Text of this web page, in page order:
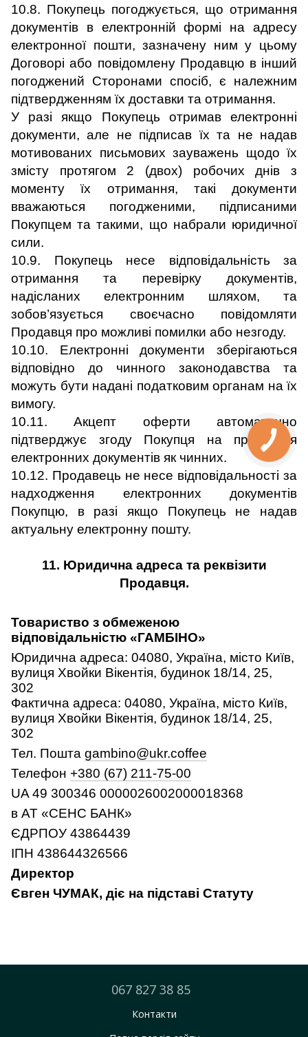
10.8. Покупець погоджується, що отримання
документів в електронній формі на адресу
електронної пошти, зазначену ним у цьому
Договорі або повідомлену Продавцю в інший
погоджений Сторонами спосіб, є належним
підтвердженням їх доставки та отримання.
У разі якщо Покупець отримав електронні
документи, але не підписав їх та не надав
мотивованих письмових зауважень щодо їх
змісту протягом 2 (двох) робочих днів з
моменту їх отримання, такі документи
вважаються погодженими, підписаними
Покупцем та такими, що набрали юридичної
сили.
10.9. Покупець несе відповідальність за
отримання та перевірку документів,
надісланих електронним шляхом, та
зобов’язується своєчасно повідомляти
Продавця про можливі помилки або незгоду.
10.10. Електронні документи зберігаються
відповідно до чинного законодавства та
можуть бути надані податковим органам на їх
вимогу.
10.11. Акцепт оферти автоматично
підтверджує згоду Покупця на прийняття
електронних документів як чинних.
10.12. Продавець не несе відповідальності за
надходження електронних документів
Покупцю, в разі якщо Покупець не надав
актуальну електронну пошту.
11. Юридична адреса та реквізити
Продавця.
Товариство з обмеженою
відповідальністю «ГАМБІНО»
Юридична адреса: 04080, Україна, місто Київ,
вулиця Хвойки Вікентія, будинок 18/14, 25,
302
Фактична адреса: 04080, Україна, місто Київ,
вулиця Хвойки Вікентія, будинок 18/14, 25,
302
Тел. Пошта gambino@ukr.coffee
Телефон +380 (67) 211-75-00
UA 49 300346 0000026002000018368
в АТ «СЕНС БАНК»
ЄДРПОУ 43864439
ІПН 438644326566
Директор
Євген ЧУМАК, діє на підставі Статуту
067 827 38 85
Контакти